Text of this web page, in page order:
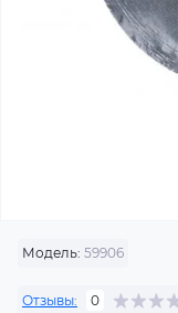
Модель: 59906
Отзывы: 0